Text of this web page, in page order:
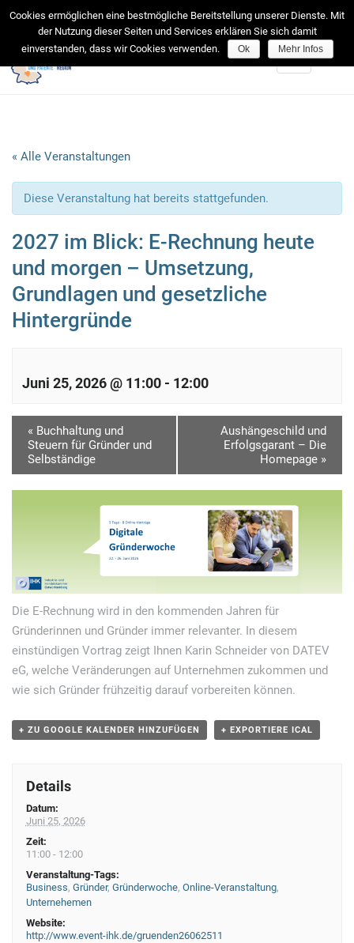
facebook
Toggle
« Alle Veranstaltungen
Diese Veranstaltung hat bereits stattgefunden.
2027 im Blick: E-Rechnung heute
und morgen – Umsetzung,
Grundlagen und gesetzliche
Hintergründe
Juni 25, 2026 @ 11:00 - 12:00
r
t
a
l
t
u
n
g
N
« Buchhaltung und
Steuern für Gründer und
Selbständige
Aushängeschild und
Erfolgsgarant – Die
Homepage »
Die E-Rechnung wird in den kommenden Jahren für
Gründerinnen und Gründer immer relevanter. In diesem
einstündigen Vortrag zeigt Ihnen Karin Schneider von DATEV
eG, welche Veränderungen auf Unternehmen zukommen und
wie sich Gründer frühzeitig darauf vorbereiten können.
+ ZU GOOGLE KALENDER HINZUFÜGEN + EXPORTIERE ICAL
Details
Datum:
Juni 25, 2026
Zeit:
11:00 - 12:00
Veranstaltung-Tags:
Business, Gründer, Gründerwoche, Online-Veranstaltung,
Unternehemen
Website:
http://www.event-ihk.de/gruenden26062511
Cookies ermöglichen eine bestmögliche Bereitstellung unserer Dienste. Mit
der Nutzung dieser Seiten und Services erklären Sie sich damit
einverstanden, dass wir Cookies verwenden.
Ok Mehr Infos